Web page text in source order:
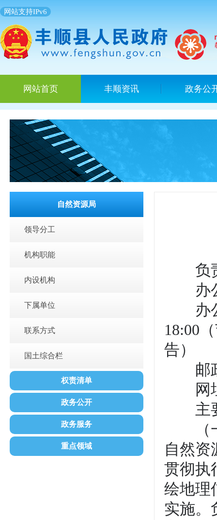
网站支持IPv6
网站首页 丰顺资讯 政务公
自然资源局
领导分工
机构职能
内设机构
下属单位
联系方式
国土综合栏
权责清单
政务公开
政务服务
重点领域
负责
办公
办公
18:00
告）
邮政
网
主要
（一
自然资
贯彻执
绘地理
实施。